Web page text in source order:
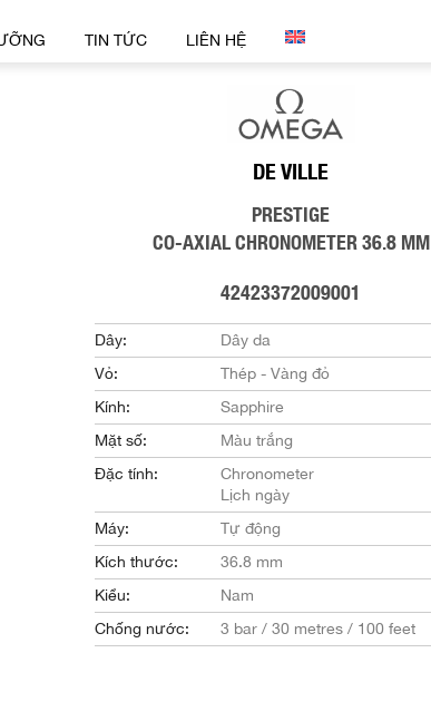
TIN TỨC LIÊN HỆ
DE VILLE
PRESTIGE
CO-AXIAL CHRONOMETER 36.8 MM
42423372009001
Dây:
Dây da
Vỏ:
Thép - Vàng đỏ
Kính:
Sapphire
Mặt số:
Màu trắng
Đặc tính:
Chronometer
Lịch ngày
Máy:
Tự động
Kích thước:
36.8 mm
Kiểu:
Nam
Chống nước:
3 bar / 30 metres / 100 feet